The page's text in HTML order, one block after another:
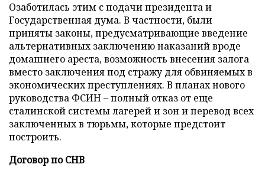
Озаботилась этим с подачи президента и
Государственная дума. В частности, были
приняты законы, предусматривающие введение
альтернативных заключению наказаний вроде
домашнего ареста, возможность внесения залога
вместо заключения под стражу для обвиняемых в
экономических преступлениях. В планах нового
руководства ФСИН – полный отказ от еще
сталинской системы лагерей и зон и перевод всех
заключенных в тюрьмы, которые предстоит
построить.
Договор по СНВ